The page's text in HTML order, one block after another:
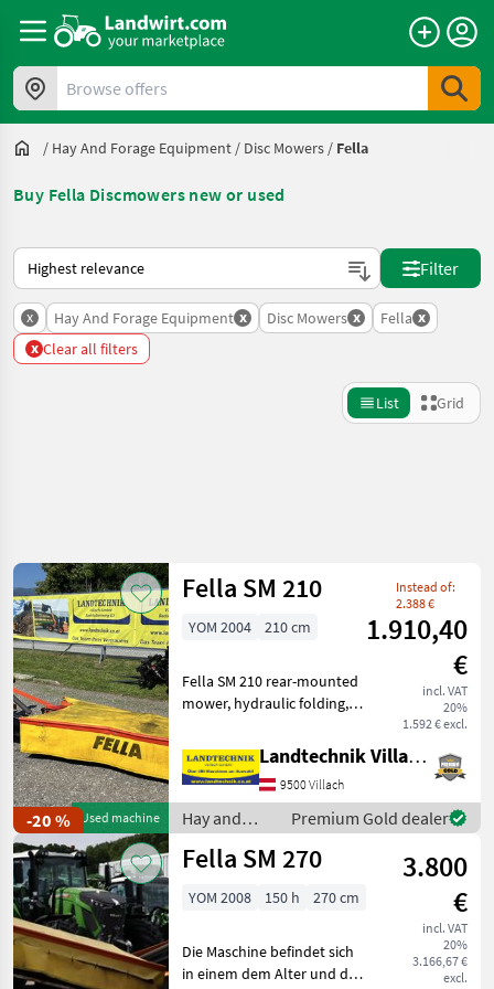
Browse offers
/ Hay And Forage Equipment / Disc Mowers / Fella
Buy Fella Discmowers new or used
This is how sorting works on Landwirt.com
Filter
x Hay And Forage Equipment x Disc Mowers x Fella x
x Clear all filters
List Grid
Category Place Filter
CURRENT
PATH
Agriculture
technology
Hay And
Forage
Equipment
Disc
Mowers
Fella
SELECT
CATEGORY
Fella
Reset
Show
103
results
-20 % Used machine
Fella SM 210
Instead of:
2.388 €
1.910,40
€
incl. VAT
20%
1.592 € excl.
YOM 2004 210 cm
Fella SM 210 rear-mounted
mower, hydraulic folding,
mowing discs, each with 2
blades, ready for use as is,
available immediately. If
you hav
Landtechnik Villach GmbH
9500 Villach
Hay and
forage
equipment /
Premium Gold dealer
Fella SM 270
3.800
€
incl. VAT
20%
3.166,67 €
excl.
YOM 2008 150 h 270 cm
Die Maschine befindet sich
in einem dem Alter und der